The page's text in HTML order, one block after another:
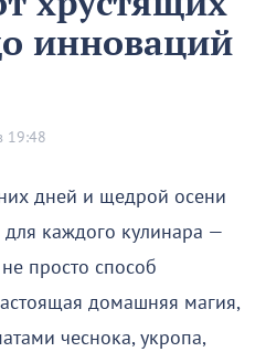
инноваций
19:48
дней и щедрой осени
для каждого кулинара —
просто способ
домашняя магия,
чеснока, укропа,